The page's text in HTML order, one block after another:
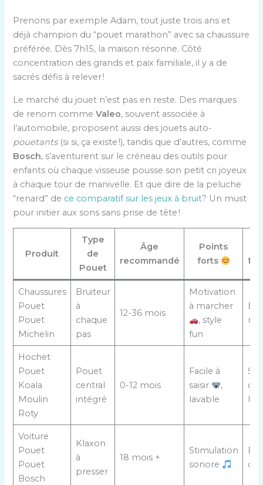
Prenons par exemple Adam, tout juste trois ans et
déjà champion du “pouet marathon” avec sa chaussure
préférée. Dès 7h15, la maison résonne. Côté
concentration des grands et paix familiale, il y a de
sacrés défis à relever !
Le marché du jouet n’est pas en reste. Des marques
de renom commeValeo, souvent associée à
l’automobile, proposent aussi des jouets auto-
pouetants(si si, ça existe !), tandis que d’autres, comme
Bosch, s’aventurent sur le créneau des outils pour
enfants où chaque visseuse pousse son petit cri joyeux
à chaque tour de manivelle. Et que dire de la peluche
“renard” de ce comparatif sur les jeux à bruit? Un must
pour initier aux sons sans prise de tête !
Produit
Type
de
Pouet
Âge
recommandé
Points
forts
Chaussures
Pouet
Pouet
Michelin
Bruiteur
à
chaque
pas
12-36 mois
Motivation
à marcher
, style
fun
Hochet
Pouet
Koala
Moulin
Roty
Pouet
central
intégré
0-12 mois
Facile à
saisir
,
lavable
de
Voiture
Pouet
Pouet
Bosch
Klaxon
à
presser
18 mois +
Stimulation
sonore
de